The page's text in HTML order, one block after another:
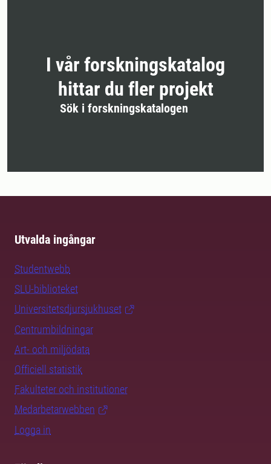
I vår forskningskatalog
hittar du fler projekt
Sök i forskningskatalogen
Utvalda ingångar
Studentwebb
SLU-biblioteket
Universitetsdjursjukhuset
Centrumbildningar
Art- och miljödata
Officiell statistik
Fakulteter och institutioner
Medarbetarwebben
Logga in